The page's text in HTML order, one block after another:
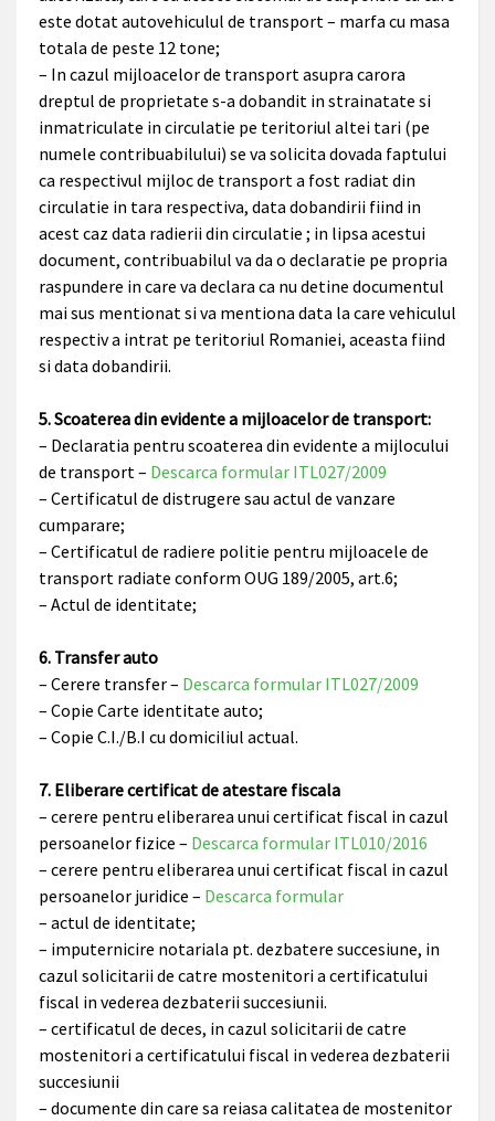
este dotat autovehiculul de transport – marfa cu masa
totala de peste 12 tone;
– In cazul mijloacelor de transport asupra carora
dreptul de proprietate s-a dobandit in strainatate si
inmatriculate in circulatie pe teritoriul altei tari (pe
numele contribuabilului) se va solicita dovada faptului
ca respectivul mijloc de transport a fost radiat din
circulatie in tara respectiva, data dobandirii fiind in
acest caz data radierii din circulatie ; in lipsa acestui
document, contribuabilul va da o declaratie pe propria
raspundere in care va declara ca nu detine documentul
mai sus mentionat si va mentiona data la care vehiculul
respectiv a intrat pe teritoriul Romaniei, aceasta fiind
si data dobandirii.
5. Scoaterea din evidente a mijloacelor de transport:
– Declaratia pentru scoaterea din evidente a mijlocului
de transport – Descarca formular ITL027/2009
– Certificatul de distrugere sau actul de vanzare
cumparare;
– Certificatul de radiere politie pentru mijloacele de
transport radiate conform OUG 189/2005, art.6;
– Actul de identitate;
6. Transfer auto
– Cerere transfer – Descarca formular ITL027/2009
– Copie Carte identitate auto;
– Copie C.I./B.I cu domiciliul actual.
7. Eliberare certificat de atestare fiscala
– cerere pentru eliberarea unui certificat fiscal in cazul
persoanelor fizice – Descarca formular ITL010/2016
– cerere pentru eliberarea unui certificat fiscal in cazul
persoanelor juridice – Descarca formular
– actul de identitate;
– imputernicire notariala pt. dezbatere succesiune, in
cazul solicitarii de catre mostenitori a certificatului
fiscal in vederea dezbaterii succesiunii.
– certificatul de deces, in cazul solicitarii de catre
mostenitori a certificatului fiscal in vederea dezbaterii
succesiunii
– documente din care sa reiasa calitatea de mostenitor